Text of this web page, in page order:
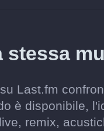
Last.fm
è disponibile,
remix,